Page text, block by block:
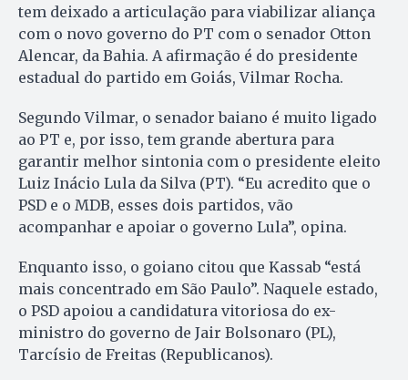
tem deixado a articulação para viabilizar aliança
com o novo governo do PT com o senador Otton
Alencar, da Bahia. A afirmação é do presidente
estadual do partido em Goiás, Vilmar Rocha.
Segundo Vilmar, o senador baiano é muito ligado
ao PT e, por isso, tem grande abertura para
garantir melhor sintonia com o presidente eleito
Luiz Inácio Lula da Silva (PT). “Eu acredito que o
PSD e o MDB, esses dois partidos, vão
acompanhar e apoiar o governo Lula”, opina.
Enquanto isso, o goiano citou que Kassab “está
mais concentrado em São Paulo”. Naquele estado,
o PSD apoiou a candidatura vitoriosa do ex-
ministro do governo de Jair Bolsonaro (PL),
Tarcísio de Freitas (Republicanos).